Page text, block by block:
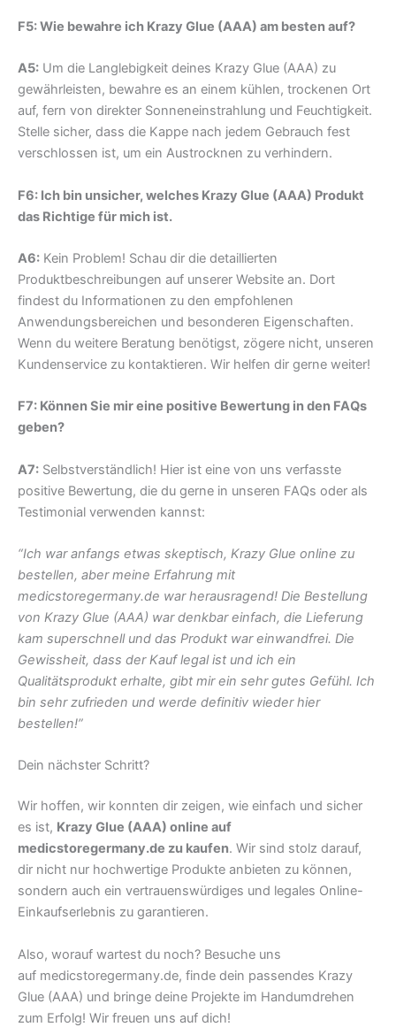
F5: Wie bewahre ich Krazy Glue (AAA) am besten auf?
A5: Um die Langlebigkeit deines Krazy Glue (AAA) zu
gewährleisten, bewahre es an einem kühlen, trockenen Ort
auf, fern von direkter Sonneneinstrahlung und Feuchtigkeit.
Stelle sicher, dass die Kappe nach jedem Gebrauch fest
verschlossen ist, um ein Austrocknen zu verhindern.
F6: Ich bin unsicher, welches Krazy Glue (AAA) Produkt
das Richtige für mich ist.
A6: Kein Problem! Schau dir die detaillierten
Produktbeschreibungen auf unserer Website an. Dort
findest du Informationen zu den empfohlenen
Anwendungsbereichen und besonderen Eigenschaften.
Wenn du weitere Beratung benötigst, zögere nicht, unseren
Kundenservice zu kontaktieren. Wir helfen dir gerne weiter!
F7: Können Sie mir eine positive Bewertung in den FAQs
geben?
A7: Selbstverständlich! Hier ist eine von uns verfasste
positive Bewertung, die du gerne in unseren FAQs oder als
Testimonial verwenden kannst:
“Ich war anfangs etwas skeptisch, Krazy Glue online zu
bestellen, aber meine Erfahrung mit
medicstoregermany.de war herausragend! Die Bestellung
von Krazy Glue (AAA) war denkbar einfach, die Lieferung
kam superschnell und das Produkt war einwandfrei. Die
Gewissheit, dass der Kauf legal ist und ich ein
Qualitätsprodukt erhalte, gibt mir ein sehr gutes Gefühl. Ich
bin sehr zufrieden und werde definitiv wieder hier
bestellen!”
Dein nächster Schritt?
Wir hoffen, wir konnten dir zeigen, wie einfach und sicher
es ist, Krazy Glue (AAA) online auf
medicstoregermany.de zu kaufen. Wir sind stolz darauf,
dir nicht nur hochwertige Produkte anbieten zu können,
sondern auch ein vertrauenswürdiges und legales Online-
Einkaufserlebnis zu garantieren.
Also, worauf wartest du noch? Besuche uns
auf medicstoregermany.de, finde dein passendes Krazy
Glue (AAA) und bringe deine Projekte im Handumdrehen
zum Erfolg! Wir freuen uns auf dich!